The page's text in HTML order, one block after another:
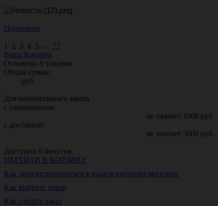
Подробнее
1 2 3 4 5 ... 77
Ваша Корзина
Отложено 0 товаров
Общая сумма:
руб.
Для минимального заказа
с самовывозом:
не хватает 1000 руб.
с доставкой:
не хватает 3000 руб.
Доступно 0 бонусов.
ПЕРЕЙТИ В КОРЗИНУ
Как зарегистрироваться в нашем интернет-магазине
Как выбрать товар
Как сделать заказ